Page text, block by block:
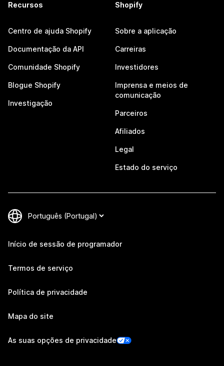
Recursos
Centro de ajuda Shopify
Documentação da API
Comunidade Shopify
Blogue Shopify
Investigação
Shopify
Sobre a aplicação
Carreiras
Investidores
Imprensa e meios de
comunicação
Parceiros
Afiliados
Legal
Estado do serviço
Início de sessão de programador
Termos de serviço
Política de privacidade
Mapa do site
As suas opções de privacidade